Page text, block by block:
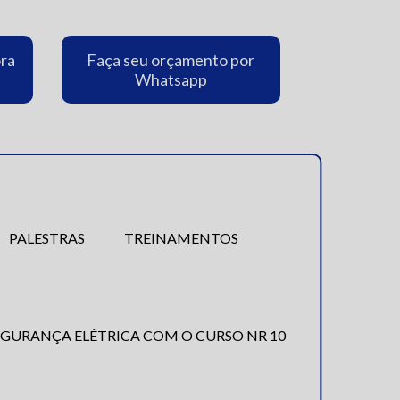
Faça seu orçamento por
Whatsapp
PALESTRAS TREINAMENTOS
ELÉTRICA COM O CURSO NR 10